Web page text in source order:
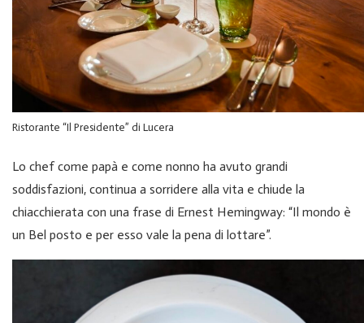
Ristorante “Il Presidente” di Lucera
Lo chef come papà e come nonno ha avuto grandi
soddisfazioni, continua a sorridere alla vita e chiude la
chiacchierata con una frase di Ernest Hemingway: “Il mondo è
un Bel posto e per esso vale la pena di lottare”.